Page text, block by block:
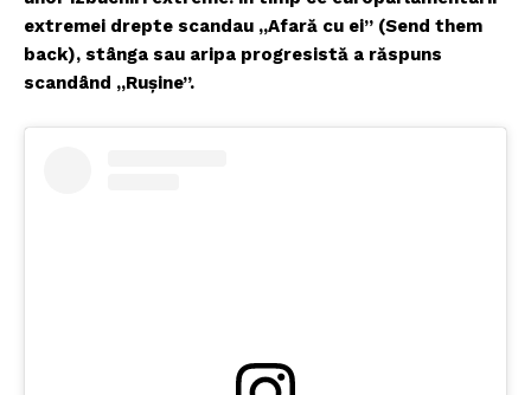
extremei drepte scandau „Afară cu ei” (Send them
back), stânga sau aripa progresistă a răspuns
scandând „Rușine”.